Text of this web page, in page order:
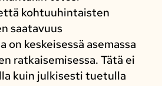
kohtuuhintaisten
saatavuus
on keskeisessä asemassa
ratkaisemisessa. Tätä ei
kuin julkisesti tuetulla